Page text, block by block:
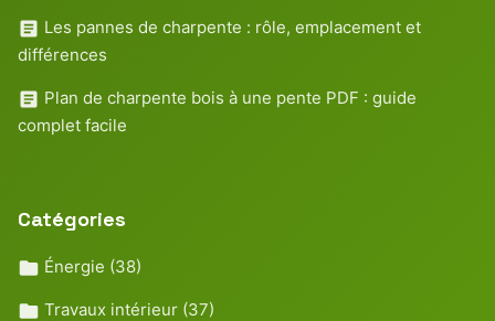
Les pannes de charpente : rôle, emplacement et
différences
Plan de charpente bois à une pente PDF : guide
complet facile
Catégories
Énergie (38)
Travaux intérieur (37)